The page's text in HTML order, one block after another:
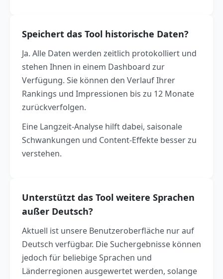
Speichert das Tool historische Daten?
Ja. Alle Daten werden zeitlich protokolliert und
stehen Ihnen in einem Dashboard zur
Verfügung. Sie können den Verlauf Ihrer
Rankings und Impressionen bis zu 12 Monate
zurückverfolgen.
Eine Langzeit-Analyse hilft dabei, saisonale
Schwankungen und Content-Effekte besser zu
verstehen.
Unterstützt das Tool weitere Sprachen
außer Deutsch?
Aktuell ist unsere Benutzeroberfläche nur auf
Deutsch verfügbar. Die Suchergebnisse können
jedoch für beliebige Sprachen und
Länderregionen ausgewertet werden, solange